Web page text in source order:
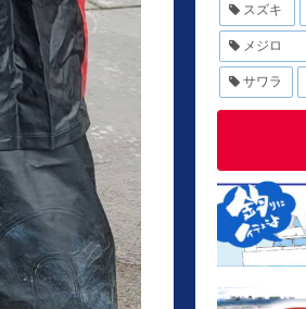
スズキ
メジロ
サワラ